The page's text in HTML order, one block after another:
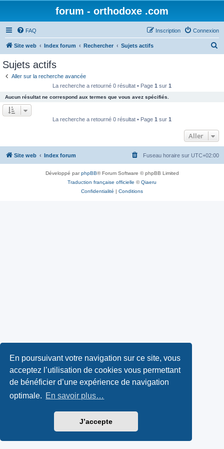
En poursuivant votre navigation sur ce site, vous
acceptez l’utilisation de cookies vous permettant
de bénéficier d’une expérience de navigation
optimale. En savoir plus…
J’accepte
forum - orthodoxe .com
FAQ Connexion
Inscription
Site web Index forum Rechercher Sujets actifs
e
r
Sujets actifs
Aller sur la recherche avancée
La recherche a retourné 0 résultat • Page 1 sur 1
Aucun résultat ne correspond aux termes que vous avez spécifiés.
La recherche a retourné 0 résultat • Page 1 sur 1
Aller
Site web Index forum Fuseau horaire sur UTC+02:00
Développé parphpBB® Forum Software © phpBB Limited
Traduction française officielle ©Qiaeru
Confidentialité | Conditions